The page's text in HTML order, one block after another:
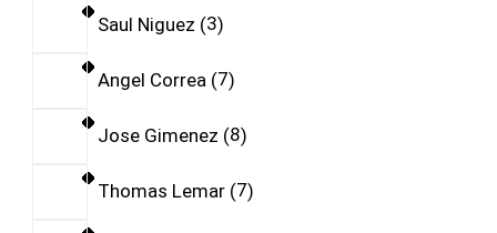
Saul Niguez 3
Angel Correa 7
Jose Gimenez 8
Thomas Lemar 7